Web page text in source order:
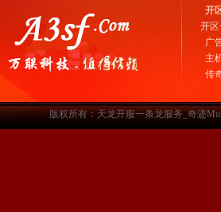
开
开
广
主
传
版权所有：天龙开服一条龙服务_奇迹